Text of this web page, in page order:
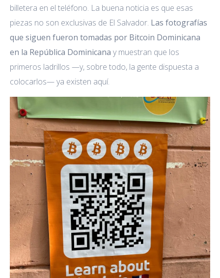
billetera en el teléfono. La buena noticia es que esas
piezas no son exclusivas de El Salvador. Las fotografías
que siguen fueron tomadas por Bitcoin Dominicana
en la República Dominicana y muestran que los
primeros ladrillos —y, sobre todo, la gente dispuesta a
colocarlos— ya existen aquí.